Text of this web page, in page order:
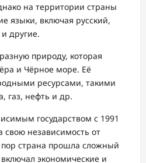
на территории страны
языки, включая русский,
другие.
природу, которая
и Чёрное море. Её
ресурсами, такими
газ, нефть и др.
государством с 1991
свою независимость от
пор страна прошла сложный
экономические и